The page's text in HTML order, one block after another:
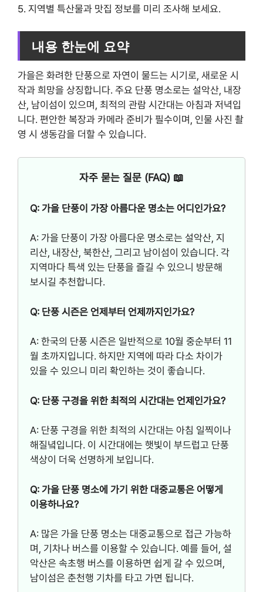
5. 지역별 특산물과 맛집 정보를 미리 조사해 보세요.
내용 한눈에 요약
가을은 화려한 단풍으로 자연이 물드는 시기로, 새로운 시
작과 희망을 상징합니다. 주요 단풍 명소로는 설악산, 내장
산, 남이섬이 있으며, 최적의 관람 시간대는 아침과 저녁입
니다. 편안한 복장과 카메라 준비가 필수이며, 인물 사진 촬
영 시 생동감을 더할 수 있습니다.
자주 묻는 질문 (FAQ) 📖
Q: 가을 단풍이 가장 아름다운 명소는 어디인가요?
A: 가을 단풍이 가장 아름다운 명소로는 설악산, 지
리산, 내장산, 북한산, 그리고 남이섬이 있습니다. 각
지역마다 특색 있는 단풍을 즐길 수 있으니 방문해
보시길 추천합니다.
Q: 단풍 시즌은 언제부터 언제까지인가요?
A: 한국의 단풍 시즌은 일반적으로 10월 중순부터 11
월 초까지입니다. 하지만 지역에 따라 다소 차이가
있을 수 있으니 미리 확인하는 것이 좋습니다.
Q: 단풍 구경을 위한 최적의 시간대는 언제인가요?
A: 단풍 구경을 위한 최적의 시간대는 아침 일찍이나
해질녘입니다. 이 시간대에는 햇빛이 부드럽고 단풍
색상이 더욱 선명하게 보입니다.
Q: 가을 단풍 명소에 가기 위한 대중교통은 어떻게
이용하나요?
A: 많은 가을 단풍 명소는 대중교통으로 접근 가능하
며, 기차나 버스를 이용할 수 있습니다. 예를 들어, 설
악산은 속초행 버스를 이용하면 쉽게 갈 수 있으며,
남이섬은 춘천행 기차를 타고 가면 됩니다.